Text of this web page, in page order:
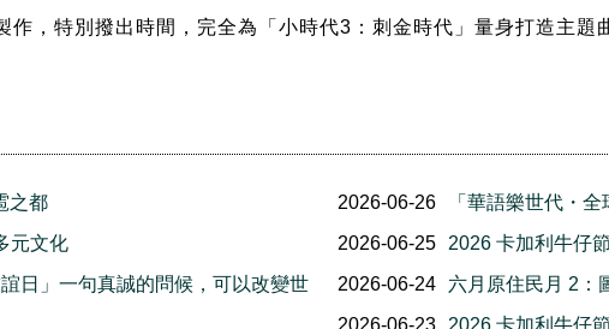
作，特別撥出時間，完全為「小時代3：刺金時代」量身打造主題
之都
元文化
日」一句真誠的問候，可以改變世
2026-06-26
「華語樂世代・
2026-06-25
2026 卡加利牛仔
2026-06-24
六月原住民月 2：
2026-06-23
2026 卡加利牛仔